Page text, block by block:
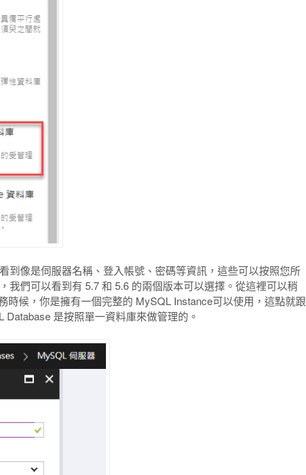
到像是伺服器名稱、登入帳號、密碼等資訊，這些可以按照您所
我們可以看到有 5.7 和 5.6 的兩個版本可以選擇。從這裡可以稍
時候，你是擁有一個完整的 MySQL Instance可以使用，這點就跟
是按照單一資料庫來做管理的。